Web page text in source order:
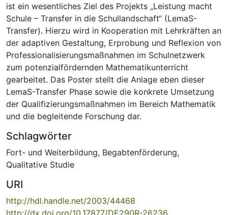
ist ein wesentliches Ziel des Projekts „Leistung macht
Schule – Transfer in die Schullandschaft“ (LemaS-
Transfer). Hierzu wird in Kooperation mit Lehrkräften an
der adaptiven Gestaltung, Erprobung und Reflexion von
Professionalisierungsmaßnahmen im Schulnetzwerk
zum potenzialfördernden Mathematikunterricht
gearbeitet. Das Poster stellt die Anlage eben dieser
LemaS-Transfer Phase sowie die konkrete Umsetzung
der Qualifizierungsmaßnahmen im Bereich Mathematik
und die begleitende Forschung dar.
Schlagwörter
Fort- und Weiterbildung, Begabtenförderung,
Qualitative Studie
URI
http://hdl.handle.net/2003/44468
http://dx.doi.org/10.17877/DE290R-26236